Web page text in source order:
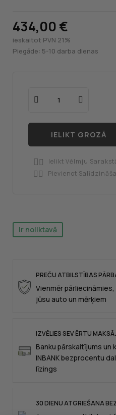
434,00 €
ieskaitot PVN 21%
Piegāde: 5-10 darba dienas
IELIKT GROZĀ

Ielikt Vēlmju

Pievienot
Ir noliktavā
PREČU ATBILSTĪBAS
Vienmēr
jūsu auto un mērķiem
IZVĒLIES SEV ĒRTU
Banku pārskaitījums un
INBANK bezprocentu
līzings
30 DIENU ATGRIEŠANA